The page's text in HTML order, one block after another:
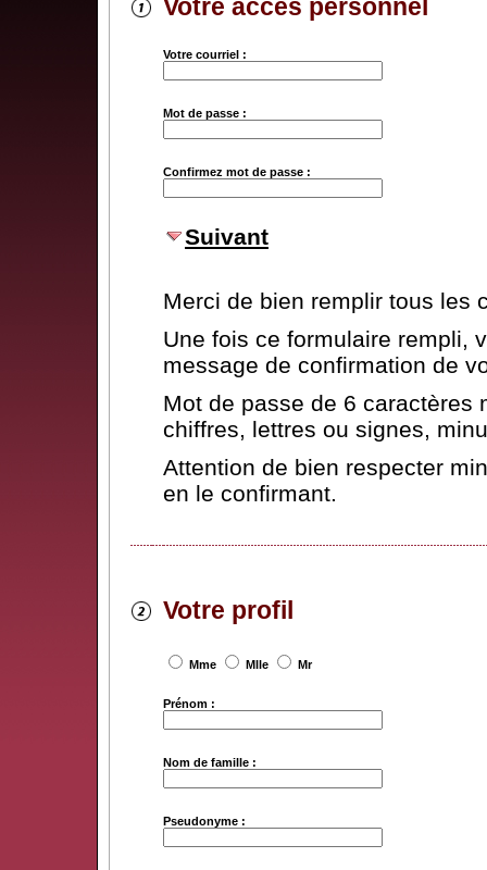
Votre accès personnel
Votre courriel :
Mot de passe :
Confirmez mot de passe :
Suivant
Merci de bien remplir tous les
Une fois ce formulaire rempli,
message de confirmation de
Mot de passe de 6 caractères
chiffres, lettres ou signes,
Attention de bien respecter
en le confirmant.
Votre profil
Mme Mlle Mr
Prénom :
Nom de famille :
Pseudonyme :